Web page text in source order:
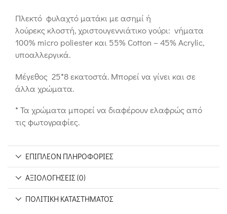
Πλεκτό φυλαχτό ματάκι με ασημί ή
λούρεκς κλοστή, χριστουγεννιάτικο γούρι: νήματα
100% micro poliester και 55% Cotton – 45% Acrylic,
υποαλλεργικά.
Μέγεθος 25*8 εκατοστά. Μπορεί να γίνει και σε
άλλα χρώματα.
* Τα χρώματα μπορεί να διαφέρουν ελαφρώς από
τις φωτογραφίες.
ΕΠΙΠΛΈΟΝ ΠΛΗΡΟΦΟΡΊΕΣ
ΑΞΙΟΛΟΓΉΣΕΙΣ (0)
ΠΟΛΙΤΙΚΉ ΚΑΤΑΣΤΉΜΑΤΟΣ